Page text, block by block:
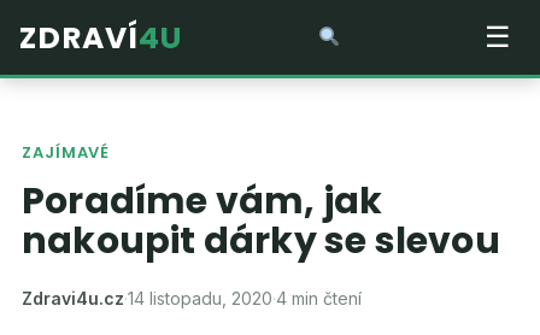
ZDRAVÍ4U ☰
ZAJÍMAVÉ
Poradíme vám, jak
nakoupit dárky se slevou
Zdravi4u.cz·14 listopadu, 2020·4 min čtení